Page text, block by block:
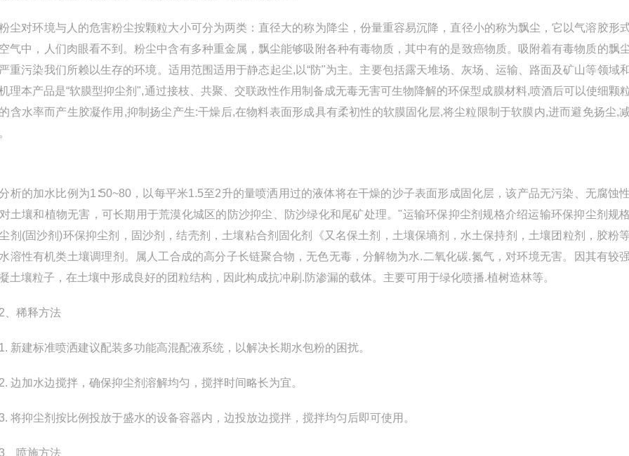
环境与人的危害粉尘按颗粒大小可分为两类：直径大的称为降尘，份量重容易沉降，直径小的称为飘尘，它以气溶胶形
气中，人们肉眼看不到。粉尘中含有多种重金属，飘尘能够吸附各种有毒物质，其中有的是致癌物质。吸附着有毒物质的飘
重污染我们所赖以生存的环境。适用范围适用于静态起尘,以“防"为主。主要包括露天堆场、灰场、运输、路面及矿山等领域
理本产品是“软膜型抑尘剂",通过接枝、共聚、交联政性作用制备成无毒无害可生物降解的环保型成膜材料,喷酒后可以使细颗
含水率而产生胶凝作用,抑制扬尘产生:干燥后,在物料表面形成具有柔初性的软膜固化层,将尘粒限制于软膜内,进而避免扬尘,
加水比例为1∶50~80，以每平米1.5至2升的量喷洒用过的液体将在干燥的沙子表面形成固化层，该产品无污染、无腐蚀
土壤和植物无害，可长期用于荒漠化城区的防沙抑尘、防沙绿化和尾矿处理。"运输环保抑尘剂规格介绍运输环保抑尘剂规
剂(固沙剂)环保抑尘剂，固沙剂，结壳剂，土壤粘合剂固化剂《又名保土剂，土壤保墒剂，水土保持剂，土壤团粒剂，胶粉
溶性有机类土壤调理剂。属人工合成的高分子长链聚合物，无色无毒，分解物为水.二氧化碳.氮气，对环境无害。因其有较
土壤粒子，在土壤中形成良好的团粒结构，因此构成抗冲刷.防渗漏的载体。主要可用于绿化喷播.植树造林等。
释方法
标准喷洒建议配装多功能高混配液系统，以解决长期水包粉的困扰。
水边搅拌，确保抑尘剂溶解均匀，搅拌时间略长为宜。
尘剂按比例投放于盛水的设备容器内，边投放边搅拌，搅拌均匀后即可使用。
施方法